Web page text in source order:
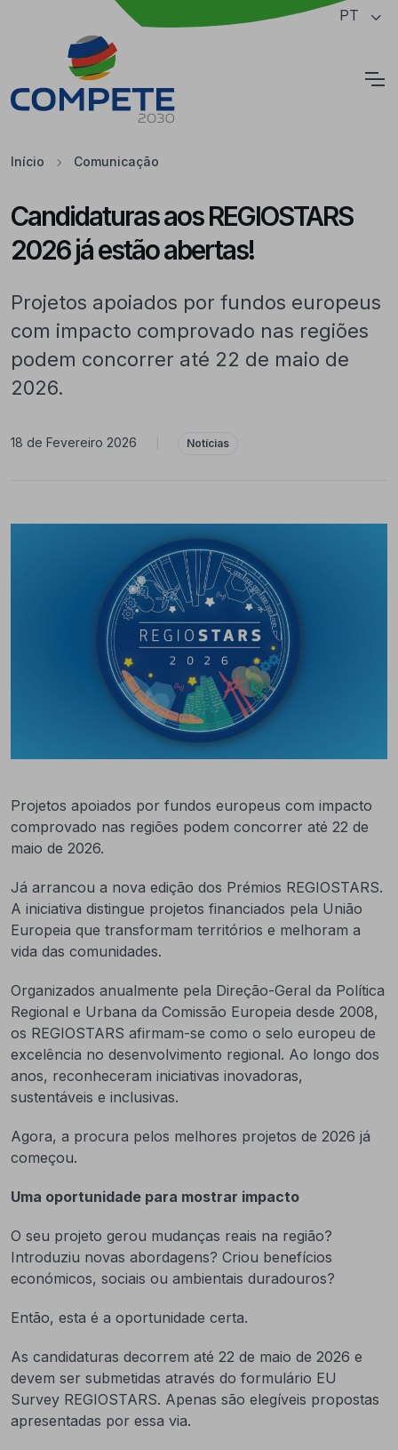
Saltar para o conteúdo principal da página PT
Início Comunicação
Candidaturas aos REGIOSTARS
2026 já estão abertas!
Projetos apoiados por fundos europeus
com impacto comprovado nas regiões
podem concorrer até 22 de maio de
2026.
18 de Fevereiro 2026 Notícias
Projetos apoiados por fundos europeus com impacto
comprovado nas regiões podem concorrer até 22 de
maio de 2026.
Já arrancou a nova edição dos Prémios REGIOSTARS.
A iniciativa distingue projetos financiados pela União
Europeia que transformam territórios e melhoram a
vida das comunidades.
Organizados anualmente pela Direção-Geral da Política
Regional e Urbana da Comissão Europeia desde 2008,
os REGIOSTARS afirmam-se como o selo europeu de
excelência no desenvolvimento regional. Ao longo dos
anos, reconheceram iniciativas inovadoras,
sustentáveis e inclusivas.
Agora, a procura pelos melhores projetos de 2026 já
começou.
Uma oportunidade para mostrar impacto
O seu projeto gerou mudanças reais na região?
Introduziu novas abordagens? Criou benefícios
económicos, sociais ou ambientais duradouros?
Então, esta é a oportunidade certa.
As candidaturas decorrem até 22 de maio de 2026 e
devem ser submetidas através do formulário EU
Survey REGIOSTARS. Apenas são elegíveis propostas
apresentadas por essa via.